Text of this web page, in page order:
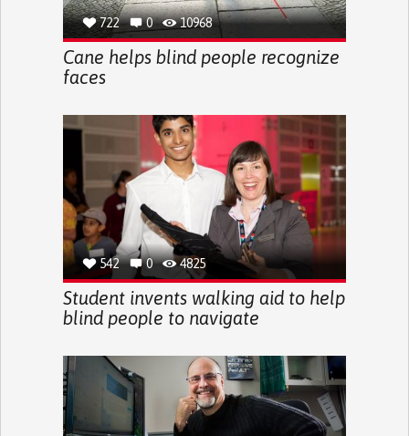
722 0 10968
Cane helps blind people recognize
faces
542 0 4825
Student invents walking aid to help
blind people to navigate